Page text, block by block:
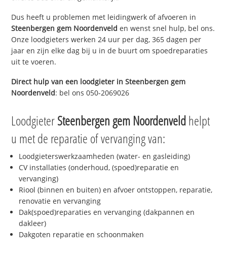
Dus heeft u problemen met leidingwerk of afvoeren in
Steenbergen gem Noordenveld en wenst snel hulp, bel ons.
Onze loodgieters werken 24 uur per dag, 365 dagen per
jaar en zijn elke dag bij u in de buurt om spoedreparaties
uit te voeren.
Direct hulp van een loodgieter inSteenbergen gem
Noordenveld: bel ons 050-2069026
LoodgieterSteenbergen gem Noordenveldhelpt
u met de reparatie of vervanging van:
Loodgieterswerkzaamheden (water- en gasleiding)
CV installaties (onderhoud, (spoed)reparatie en
vervanging)
Riool (binnen en buiten) en afvoer ontstoppen, reparatie,
renovatie en vervanging
Dak(spoed)reparaties en vervanging (dakpannen en
dakleer)
Dakgoten reparatie en schoonmaken